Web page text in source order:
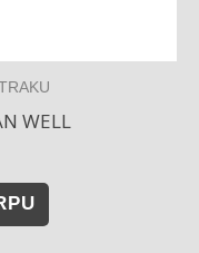
WELL